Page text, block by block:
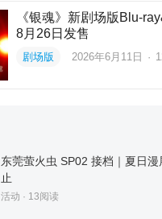
《银魂》新剧场版Blu-
8月26日发售
剧场版 2026年6月11日 ·
东莞萤火虫 SP02 接档｜夏日漫
止
活动 · 13阅读